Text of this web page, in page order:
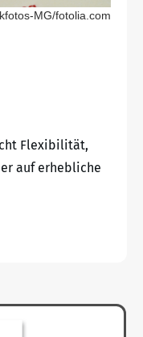
MG/fotolia.com
Flexibilität,
auf erhebliche